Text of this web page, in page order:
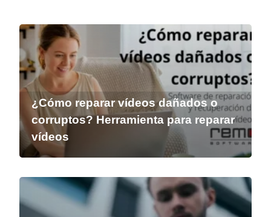
¿Cómo reparar vídeos dañados o
corruptos? Herramienta para reparar
vídeos